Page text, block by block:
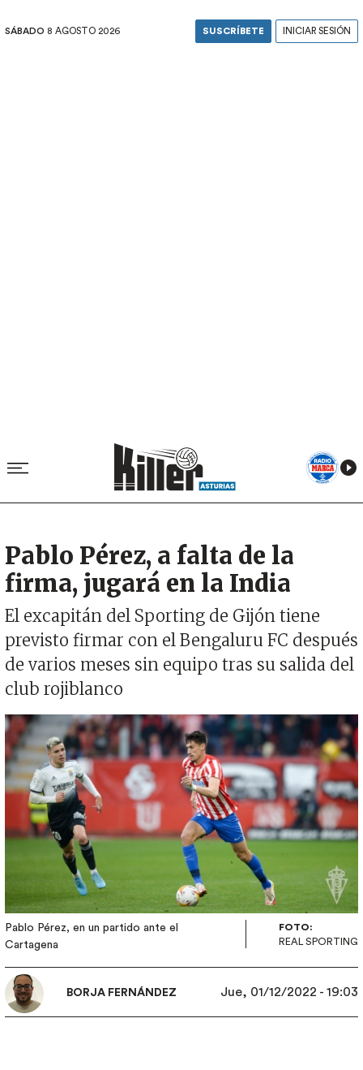
SÁBADO 8 AGOSTO 2026 SUSCRÍBETE INICIAR SESIÓN
Pablo Pérez, a falta de la
firma, jugará en la India
El excapitán del Sporting de Gijón tiene
previsto firmar con el Bengaluru FC después
de varios meses sin equipo tras su salida del
club rojiblanco
Imagen
Pablo Pérez, en un partido ante el
Cartagena
FOTO:
REAL SPORTING
BORJA FERNÁNDEZ Jue, 01/12/2022 - 19:03